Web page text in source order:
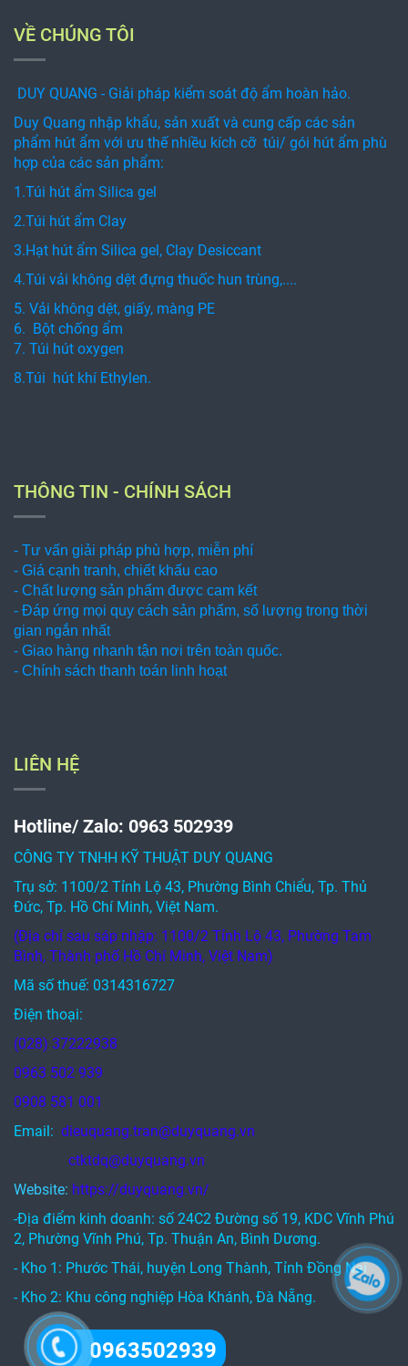
VỀ CHÚNG TÔI
DUY QUANG - Giải pháp kiểm soát độ ẩm hoàn hảo.
Duy Quang nhập khẩu, sản xuất và cung cấp các sản
phẩm hút ẩm với ưu thế nhiều kích cỡ túi/ gói hút ẩm phù
hợp của các sản phẩm:
1.Túi hút ẩm Silica gel
2.Túi hút ẩm Clay
3.Hạt hút ẩm Silica gel, Clay Desiccant
4.Túi vải không dệt đựng thuốc hun trùng,....
5. Vải không dệt, giấy, màng PE
6. Bột chống ẩm
7. Túi hút oxygen
8.Túi hút khí Ethylen.
THÔNG TIN - CHÍNH SÁCH
- Tư vấn giải pháp phù hợp, miễn phí
- Giá cạnh tranh, chiết khấu cao
- Chất lượng sản phẩm được cam kết
- Đáp ứng mọi quy cách sản phẩm, số lượng trong thời
gian ngắn nhất
- Giao hàng nhanh tận nơi trên toàn quốc.
- Chính sách thanh toán linh hoạt
LIÊN HỆ
Hotline/ Zalo: 0963 502939
CÔNG TY TNHH KỸ THUẬT DUY QUANG
Trụ sở: 1100/2 Tỉnh Lộ 43, Phường Bình Chiểu, Tp. Thủ
Đức, Tp. Hồ Chí Minh, Việt Nam.
(Địa chỉ sau sáp nhập: 1100/2 Tỉnh Lộ 43, Phường Tam
Bình, Thành phố Hồ Chí Minh, Việt Nam)
Mã số thuế: 0314316727
Điện thoại:
(028) 37222938
0963 502 939
0908 581 001
Email: dieuquang.tran@duyquang.vn
ctktdq@duyquang.vn
Website: https://duyquang.vn/
-Địa điểm kinh doanh: số 24C2 Đường số 19, KDC Vĩnh Phú
2, Phường Vĩnh Phú, Tp. Thuận An, Bình Dương.
- Kho 1: Phước Thái, huyện Long Thành, Tỉnh Đồng Nai
- Kho 2: Khu công nghiệp Hòa Khánh, Đà Nẵng.
0963502939